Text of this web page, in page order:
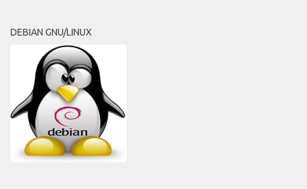
DEBIAN GNU/LINUX